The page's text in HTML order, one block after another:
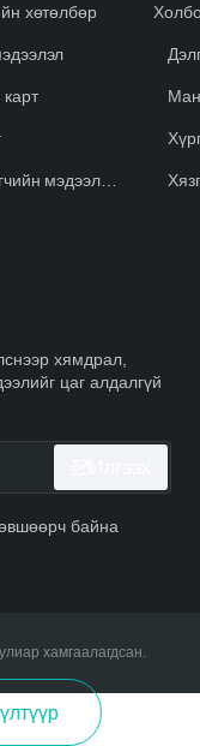
хөтөлбөр
Хэрэглэгчийн мэдээлэл устгах
хямдрал,
цаг алдалгүй
байна
хамгаалагдсан.